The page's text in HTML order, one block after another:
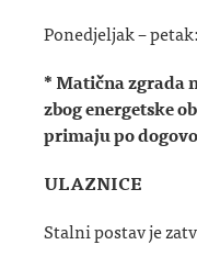
Ponedjeljak –
* Matična zgrada
zbog energetske
primaju po
ULAZNICE
Stalni postav je